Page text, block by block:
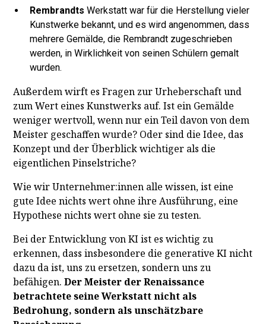
Rembrandts Werkstatt war für die Herstellung vieler
Kunstwerke bekannt, und es wird angenommen, dass
mehrere Gemälde, die Rembrandt zugeschrieben
werden, in Wirklichkeit von seinen Schülern gemalt
wurden.
Außerdem wirft es Fragen zur Urheberschaft und
zum Wert eines Kunstwerks auf. Ist ein Gemälde
weniger wertvoll, wenn nur ein Teil davon von dem
Meister geschaffen wurde? Oder sind die Idee, das
Konzept und der Überblick wichtiger als die
eigentlichen Pinselstriche?
Wie wir Unternehmer:innen alle wissen, ist eine
gute Idee nichts wert ohne ihre Ausführung, eine
Hypothese nichts wert ohne sie zu testen.
Bei der Entwicklung von KI ist es wichtig zu
erkennen, dass insbesondere die generative KI nicht
dazu da ist, uns zu ersetzen, sondern uns zu
befähigen.Der Meister der Renaissance
betrachtete seine Werkstatt nicht als
Bedrohung, sondern als unschätzbare